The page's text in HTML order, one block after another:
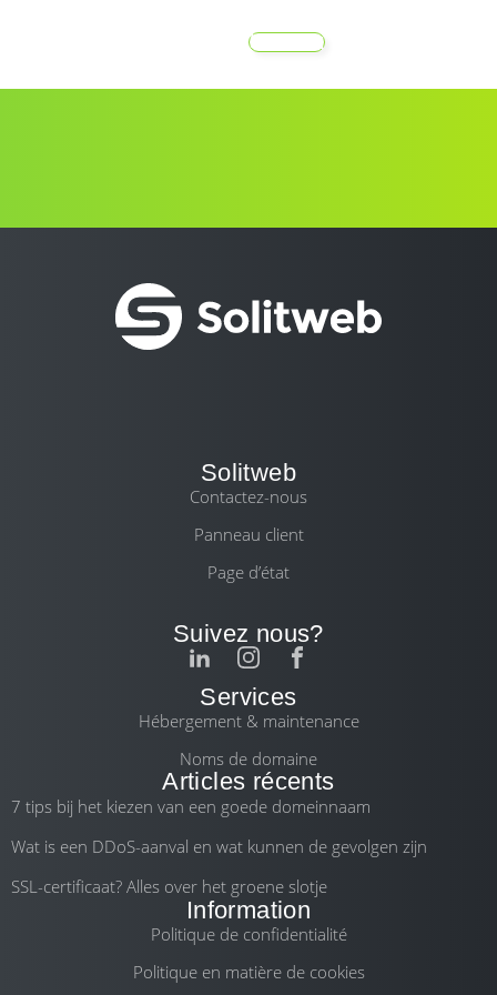
MENU
Solitweb
Contactez-nous
Panneau client
Page d’état
Suivez nous?
Services
Hébergement & maintenance
Noms de domaine
Articles récents
7 tips bij het kiezen van een goede domeinnaam
Wat is een DDoS-aanval en wat kunnen de gevolgen zijn
SSL-certificaat? Alles over het groene slotje
Information
Politique de confidentialité
Politique en matière de cookies